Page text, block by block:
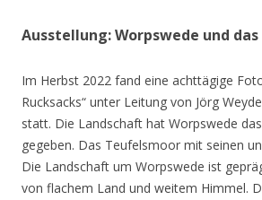
Ausstellung: Worpswede und
Im Herbst 2022 fand eine achttägige
Rucksacks“ unter Leitung von Jörg
statt. Die Landschaft hat Worpswede
gegeben. Das Teufelsmoor mit seinen
Die Landschaft um Worpswede ist
von flachem Land und weitem Himmel.